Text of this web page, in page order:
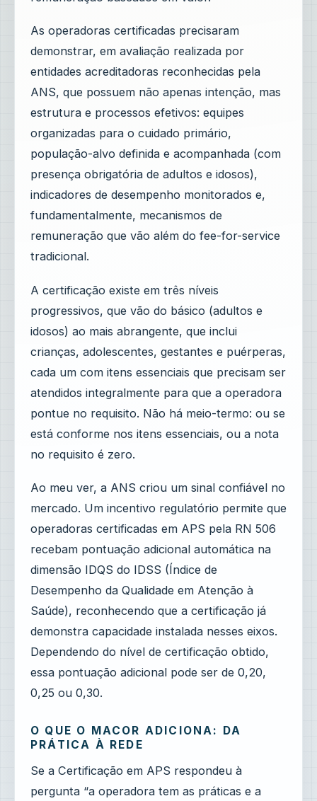
As operadoras certificadas precisaram
demonstrar, em avaliação realizada por
entidades acreditadoras reconhecidas pela
ANS, que possuem não apenas intenção, mas
estrutura e processos efetivos: equipes
organizadas para o cuidado primário,
população-alvo definida e acompanhada (com
presença obrigatória de adultos e idosos),
indicadores de desempenho monitorados e,
fundamentalmente, mecanismos de
remuneração que vão além do fee-for-service
tradicional.
A certificação existe em três níveis
progressivos, que vão do básico (adultos e
idosos) ao mais abrangente, que inclui
crianças, adolescentes, gestantes e puérperas,
cada um com itens essenciais que precisam ser
atendidos integralmente para que a operadora
pontue no requisito. Não há meio-termo: ou se
está conforme nos itens essenciais, ou a nota
no requisito é zero.
Ao meu ver, a ANS criou um sinal confiável no
mercado. Um incentivo regulatório permite que
operadoras certificadas em APS pela RN 506
recebam pontuação adicional automática na
dimensão IDQS do IDSS (Índice de
Desempenho da Qualidade em Atenção à
Saúde), reconhecendo que a certificação já
demonstra capacidade instalada nesses eixos.
Dependendo do nível de certificação obtido,
essa pontuação adicional pode ser de 0,20,
0,25 ou 0,30.
O QUE O MACOR ADICIONA: DA
PRÁTICA À REDE
Se a Certificação em APS respondeu à
pergunta “a operadora tem as práticas e a